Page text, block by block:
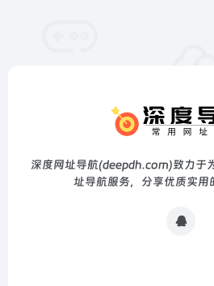
深度网址导航(deepdh.com)致力于
址导航服务，分享优质实用